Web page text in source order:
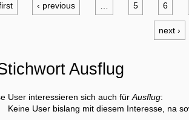
‹ previous 5 6
next ›
Ausflug
User interessieren sich auch fürAusflug:
Keine User bislang mit diesem Interesse, na